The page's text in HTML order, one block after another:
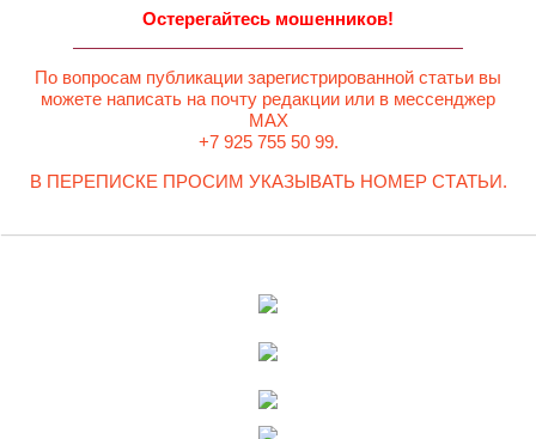
Остерегайтесь мошенников!
По вопросам публикации зарегистрированной статьи вы
можете написать на почту редакции или в мессенджер
MAX
+7 925 755 50 99.
В ПЕРЕПИСКЕ ПРОСИМ УКАЗЫВАТЬ НОМЕР СТАТЬИ.